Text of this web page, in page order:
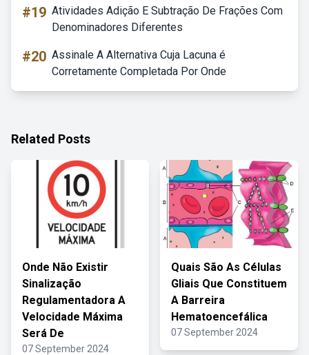
#19 Atividades Adição E Subtração De Frações Com
Denominadores Diferentes
#20 Assinale A Alternativa Cuja Lacuna é
Corretamente Completada Por Onde
Related Posts
Onde Não Existir
Sinalização
Regulamentadora A
Velocidade Máxima
Será De
07 September 2024
Quais São As Células
Gliais Que Constituem
A Barreira
Hematoencefálica
07 September 2024